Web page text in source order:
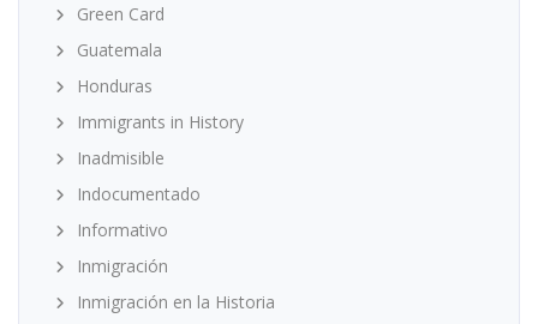
Green Card
Guatemala
Honduras
Immigrants in History
Inadmisible
Indocumentado
Informativo
Inmigración
Inmigración en la Historia